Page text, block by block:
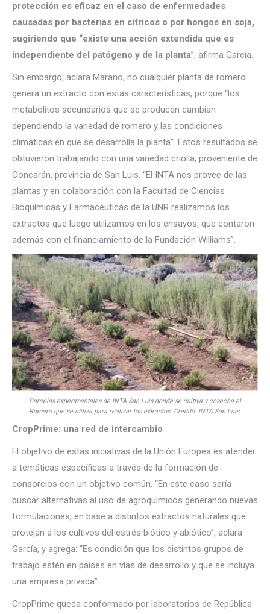
protección es eficaz en el caso de enfermedades
causadas por bacterias en cítricos o por hongos en soja,
sugiriendo que “existe una acción extendida que es
independiente del patógeno y de la planta”, afirma García.
Sin embargo, aclara Marano, no cualquier planta de romero
genera un extracto con estas características, porque “los
metabolitos secundarios que se producen cambian
dependiendo la variedad de romero y las condiciones
climáticas en que se desarrolla la planta”. Estos resultados se
obtuvieron trabajando con una variedad criolla, proveniente de
Concarán, provincia de San Luis. “El INTA nos provee de las
plantas y en colaboración con la Facultad de Ciencias
Bioquímicas y Farmacéuticas de la UNR realizamos los
extractos que luego utilizamos en los ensayos, que contaron
además con el financiamiento de la Fundación Williams”.
Parcelas experimentales de INTA San Luis donde se cultiva y cosecha el
Romero que se utiliza para realizar los extractos. Crédito: INTA San Luis.
CropPrime: una red de intercambio
El objetivo de estas iniciativas de la Unión Europea es atender
a temáticas específicas a través de la formación de
consorcios con un objetivo común. “En este caso sería
buscar alternativas al uso de agroquímicos generando nuevas
formulaciones, en base a distintos extractos naturales que
protejan a los cultivos del estrés biótico y abiótico”, aclara
García, y agrega: “Es condición que los distintos grupos de
trabajo estén en países en vías de desarrollo y que se incluya
una empresa privada”.
CropPrime queda conformado por laboratorios de República